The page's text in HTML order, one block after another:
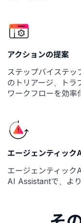
アクションの提案
ステップバイステッ
のトリアージ、トラ
ワークフローを効率
エージェンティック
エージェンティック
AI Assistantで、よ